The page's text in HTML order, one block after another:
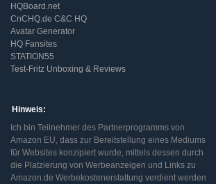
HQBoard.net
CnCHQ.de C&C HQ
Avatar Generator
HQ Fansites
STATION55
Test-Fritz Unboxing & Reviews
Hinweis:
Ich bin Teilnehmer des Partnerprogramms von
Amazon EU, dass zur Bereitstellung eines Mediums
für Websites konzipiert wurde, mittels dessen durch
die Platzierung von Werbeanzeigen und Links zu
Amazon.de Werbekostenerstattung verdient werden